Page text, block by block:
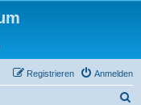
Anmelden
Registrieren